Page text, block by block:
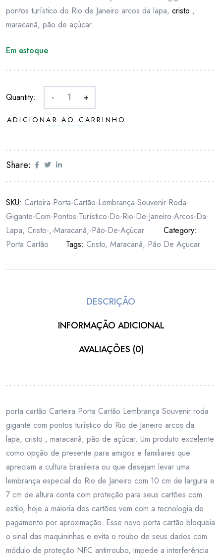
pontos turístico do Rio de Janeiro arcos da lapa, cristo ,
maracanã, pão de açúcar.
Em estoque
Quantity: - +
ADICIONAR AO CARRINHO
Share:
SKU: Carteira-Porta-Cartão-Lembrança-Souvenir-Roda-
Gigante-Com-Pontos-Turístico-Do-Rio-De-Janeiro-Arcos-Da-
Lapa, Cristo-,-Maracanã,-Pão-De-Açúcar.
Category:
Porta Cartão
Tags: Cristo, Maracanã, Pão De Açucar
DESCRIÇÃO
INFORMAÇÃO ADICIONAL
AVALIAÇÕES (0)
porta cartão Carteira Porta Cartão Lembrança Souvenir roda
gigante com pontos turístico do Rio de Janeiro arcos da
lapa, cristo , maracanã, pão de açúcar. Um produto excelente
como opção de presente para amigos e familiares que
apreciam a cultura brasileira ou que desejam levar uma
lembrança especial do Rio de Janeiro com 10 cm de largura e
7 cm de altura conta com proteção para seus cartões com
estilo, hoje a maioria dos cartões vem com a tecnologia de
pagamento por aproximação. Esse novo porta cartão bloqueia
o sinal das maquininhas e evita o roubo de seus dados com
módulo de proteção NFC antirroubo, impede a interferência